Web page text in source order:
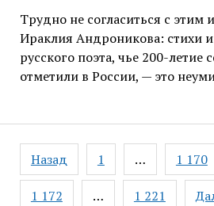
Трудно не согласиться с этим
Ираклия Андроникова: стихи
русского поэта, чье 200-
отметили в России, — это
Навигация
по
записям
Назад 1 … 1 170
1 172 … 1 221